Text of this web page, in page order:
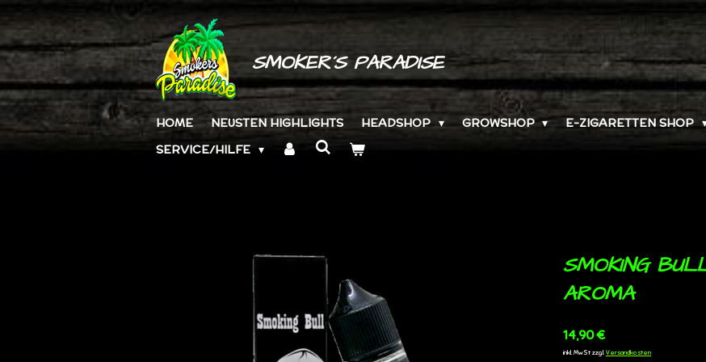
Zum
Hauptinhalt
springen
SMOKER´S PARADISE
HOME NEUSTEN HIGHLIGHTS HEADSHOP GROWSHOP E-ZIGARETTEN SHOP
SERVICE/HILFE
SMOKING
AROMA
14,90 €
inkl. MwSt zzgl. Versandkosten